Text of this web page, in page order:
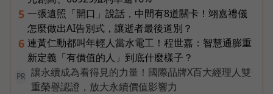
5 一張遺照「開口」說話，中間有8道關卡！翊嘉禮儀
怎麼做出AI告別式，讓逝者最後道別？
6 連黃仁勳都叫年輕人當水電工！程世嘉：智慧通膨重
新定義「有價值的人」到底什麼樣子？
PR
讓永續成為看得見的力量！國際品牌X百大經理人雙
重榮譽認證，放大永續價值影響力